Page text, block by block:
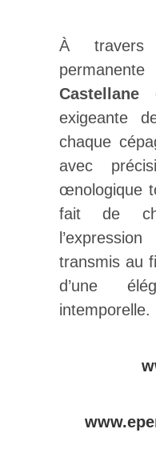
À travers
Castellane
exigeante
chaque
avec
œnologique
fait de
transmis au
d’une
intemporelle.